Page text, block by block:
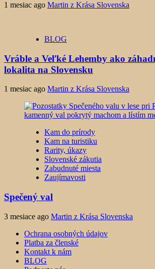
1 mesiac ago Martin z Krása Slovenska
BLOG
Vráble a Veľké Lehemby ako
lokalita na Slovensku
1 mesiac ago Martin z Krása Slovenska
Kam do prírody
Kam na turistiku
Rarity, úkazy
Slovenské zákutia
Zabudnuté miesta
Zaujímavosti
Spečený val
3 mesiace ago Martin z Krása Slovenska
Ochrana osobných údajov
Platba za členské
Kontakt k nám
BLOG